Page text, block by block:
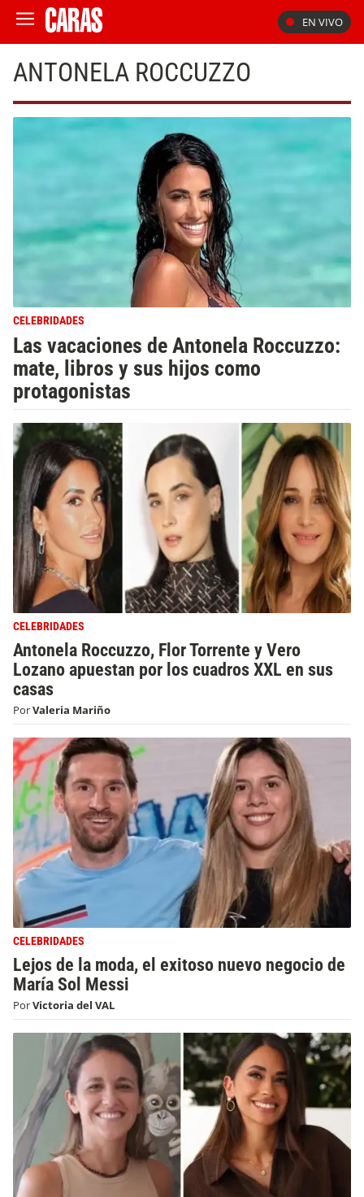
EN VIVO
ANTONELA ROCCUZZO
CELEBRIDADES
Las vacaciones de Antonela Roccuzzo:
mate, libros y sus hijos como
protagonistas
CELEBRIDADES
Antonela Roccuzzo, Flor Torrente y Vero
Lozano apuestan por los cuadros XXL en sus
casas
PorValeria Mariño
CELEBRIDADES
Lejos de la moda, el exitoso nuevo negocio de
María Sol Messi
PorVictoria del VAL